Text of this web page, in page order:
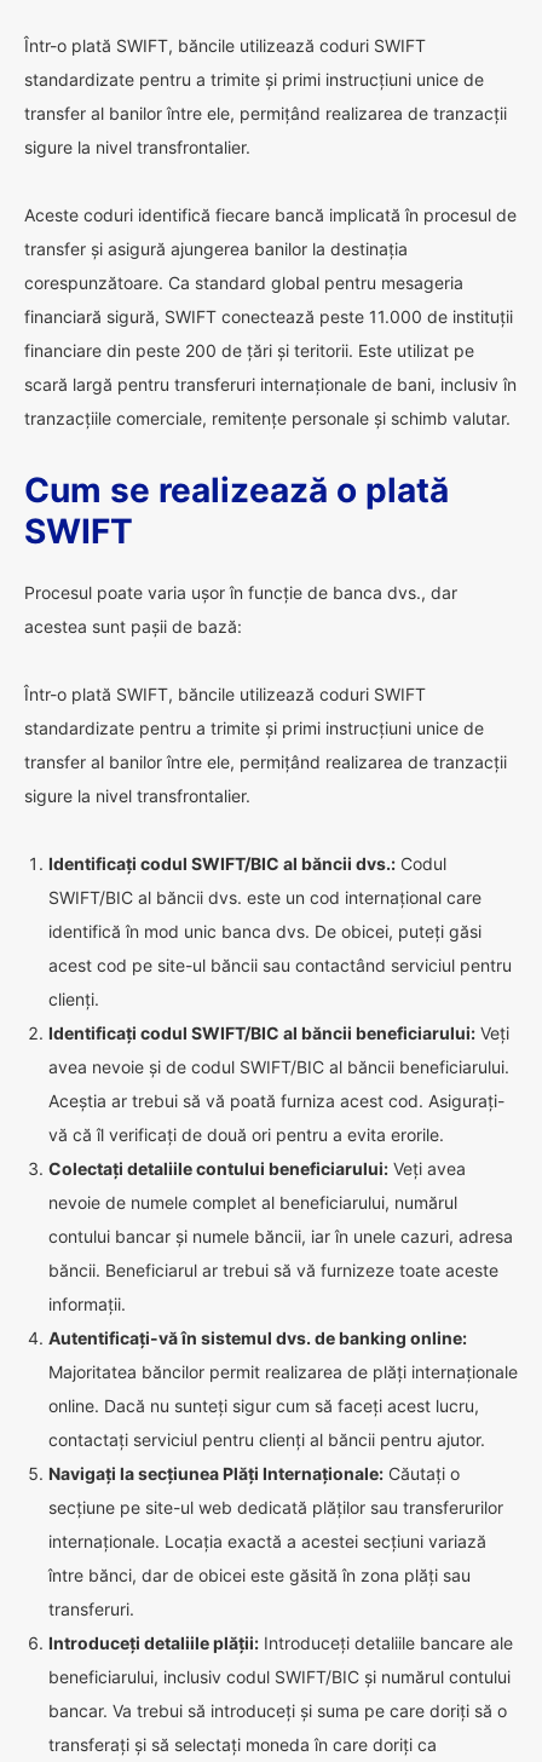
Într-o plată SWIFT, băncile utilizează coduri SWIFT
standardizate pentru a trimite și primi instrucțiuni unice de
transfer al banilor între ele, permițând realizarea de tranzacții
sigure la nivel transfrontalier.
Aceste coduri identifică fiecare bancă implicată în procesul de
transfer și asigură ajungerea banilor la destinația
corespunzătoare. Ca standard global pentru mesageria
financiară sigură, SWIFT conectează peste 11.000 de instituții
financiare din peste 200 de țări și teritorii. Este utilizat pe
scară largă pentru transferuri internaționale de bani, inclusiv în
tranzacțiile comerciale, remitențe personale și schimb valutar.
Cum se realizează o plată
SWIFT
Procesul poate varia ușor în funcție de banca dvs., dar
acestea sunt pașii de bază:
Într-o plată SWIFT, băncile utilizează coduri SWIFT
standardizate pentru a trimite și primi instrucțiuni unice de
transfer al banilor între ele, permițând realizarea de tranzacții
sigure la nivel transfrontalier.
Identificați codul SWIFT/BIC al băncii dvs.: Codul
SWIFT/BIC al băncii dvs. este un cod internațional care
identifică în mod unic banca dvs. De obicei, puteți găsi
acest cod pe site-ul băncii sau contactând serviciul pentru
clienți.
Identificați codul SWIFT/BIC al băncii beneficiarului: Veți
avea nevoie și de codul SWIFT/BIC al băncii beneficiarului.
Aceștia ar trebui să vă poată furniza acest cod. Asigurați-
vă că îl verificați de două ori pentru a evita erorile.
Colectați detaliile contului beneficiarului: Veți avea
nevoie de numele complet al beneficiarului, numărul
contului bancar și numele băncii, iar în unele cazuri, adresa
băncii. Beneficiarul ar trebui să vă furnizeze toate aceste
informații.
Autentificați-vă în sistemul dvs. de banking online:
Majoritatea băncilor permit realizarea de plăți internaționale
online. Dacă nu sunteți sigur cum să faceți acest lucru,
contactați serviciul pentru clienți al băncii pentru ajutor.
Navigați la secțiunea Plăți Internaționale: Căutați o
secțiune pe site-ul web dedicată plăților sau transferurilor
internaționale. Locația exactă a acestei secțiuni variază
între bănci, dar de obicei este găsită în zona plăți sau
transferuri.
Introduceți detaliile plății: Introduceți detaliile bancare ale
beneficiarului, inclusiv codul SWIFT/BIC și numărul contului
bancar. Va trebui să introduceți și suma pe care doriți să o
transferați și să selectați moneda în care doriți ca